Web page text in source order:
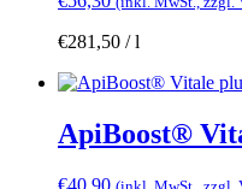
€281,50 /l
ApiBoost®